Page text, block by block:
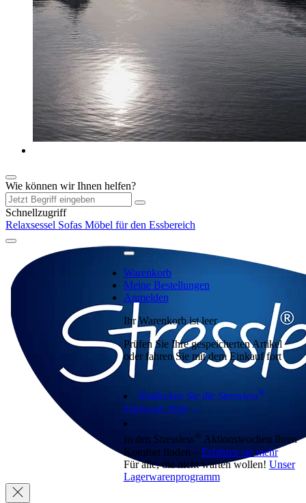
Wie können wir Ihnen helfen?
Schnellzugriff
Relaxsessel Sofas Möbel für den Essbereich
Warenkorb
Meine Bestellungen
Anmelden
Ihr Warenkorb ist leer
Prüfen Sie Ihre gespeicherten Artikel
oder fahren Sie mit dem Einkauf fort
Entdecken Sie die Stressless®
Farbwelt 2026 →
In den Stressless® Aktionswochen Ihren
Komfort finden – Erfahren sie mehr
Für alle, die nicht warten wollen! Unser
Lagerwarenprogramm